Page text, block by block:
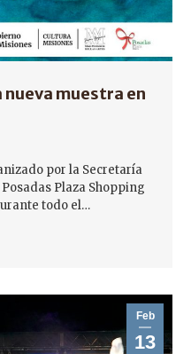
nueva muestra en
por la Secretaría
Plaza Shopping
todo el…
Feb
13